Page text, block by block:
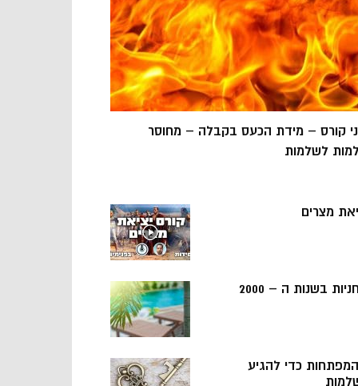
קורס – מידת הכעס בקבלה – מחוסר
לשלמות
מצרים
בשנות ה – 2000
5 המפתחות כדי להגיע